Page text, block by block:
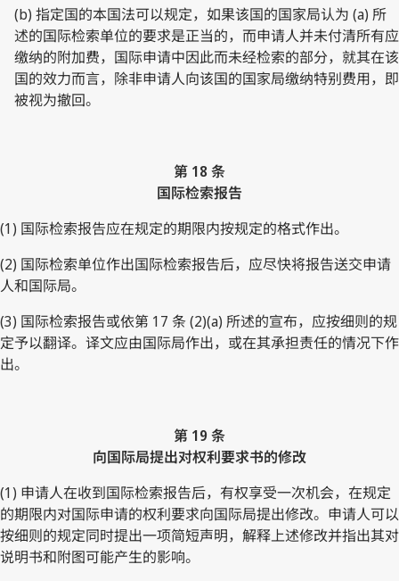
(b) 指定国的本国法可以规定，如果该国的国家局认为 (a) 所
述的国际检索单位的要求是正当的，而申请人并未付清所有应
缴纳的附加费，国际申请中因此而未经检索的部分，就其在该
国的效力而言，除非申请人向该国的国家局缴纳特别费用，即
被视为撤回。
第 18 条
国际检索报告
(1) 国际检索报告应在规定的期限内按规定的格式作出。
(2) 国际检索单位作出国际检索报告后，应尽快将报告送交申请
人和国际局。
(3) 国际检索报告或依第 17 条 (2)(a) 所述的宣布，应按细则的规
定予以翻译。译文应由国际局作出，或在其承担责任的情况下作
出。
第 19 条
向国际局提出对权利要求书的修改
(1) 申请人在收到国际检索报告后，有权享受一次机会，在规定
的期限内对国际申请的权利要求向国际局提出修改。申请人可以
按细则的规定同时提出一项简短声明，解释上述修改并指出其对
说明书和附图可能产生的影响。